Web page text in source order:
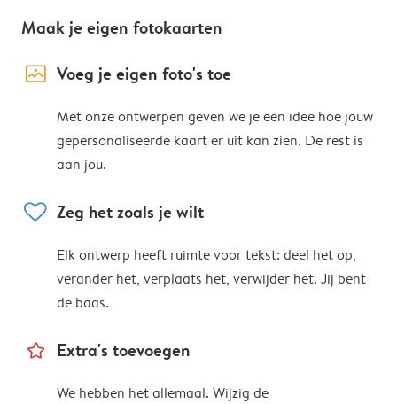
Maak je eigen fotokaarten
image_placeholder Voeg je eigen foto's toe
Met onze ontwerpen geven we je een idee hoe jouw
gepersonaliseerde kaart er uit kan zien. De rest is
aan jou.
heart Zeg het zoals je wilt
Elk ontwerp heeft ruimte voor tekst: deel het op,
verander het, verplaats het, verwijder het. Jij bent
de baas.
star_outline Extra's toevoegen
We hebben het allemaal. Wijzig de